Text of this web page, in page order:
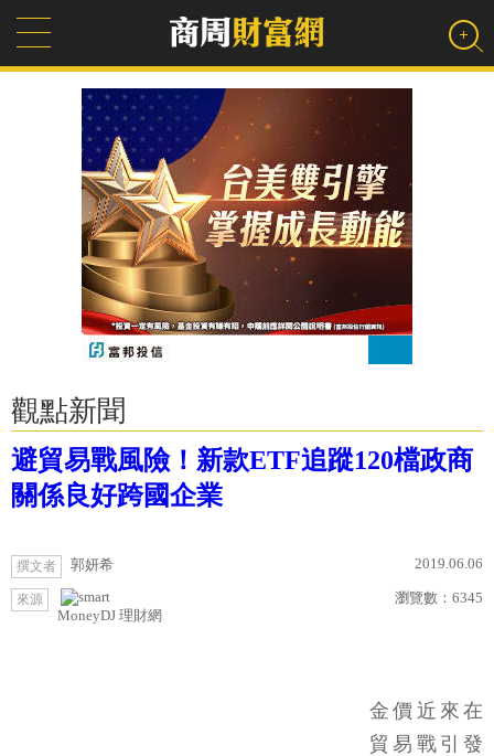
觀點新聞
避貿易戰風險！新款ETF追蹤120檔政商
關係良好跨國企業
撰文者 郭妍希 2019.06.06
來源
MoneyDJ 理財網
瀏覽數： 6345
金價近來在
貿易戰引發